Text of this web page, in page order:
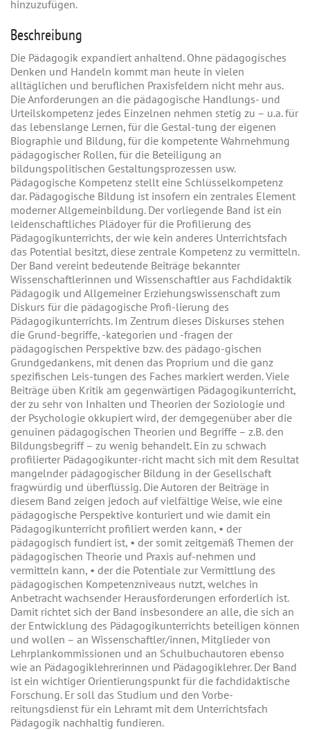
hinzuzufügen.
Beschreibung
Die Pädagogik expandiert anhaltend. Ohne pädagogisches
Denken und Handeln kommt man heute in vielen
alltäglichen und beruflichen Praxisfeldern nicht mehr aus.
Die Anforderungen an die pädagogische Handlungs- und
Urteilskompetenz jedes Einzelnen nehmen stetig zu – u.a. für
das lebenslange Lernen, für die Gestal-tung der eigenen
Biographie und Bildung, für die kompetente Wahrnehmung
pädagogischer Rollen, für die Beteiligung an
bildungspolitischen Gestaltungsprozessen usw.
Pädagogische Kompetenz stellt eine Schlüsselkompetenz
dar. Pädagogische Bildung ist insofern ein zentrales Element
moderner Allgemeinbildung. Der vorliegende Band ist ein
leidenschaftliches Plädoyer für die Profilierung des
Pädagogikunterrichts, der wie kein anderes Unterrichtsfach
das Potential besitzt, diese zentrale Kompetenz zu vermitteln.
Der Band vereint bedeutende Beiträge bekannter
Wissenschaftlerinnen und Wissenschaftler aus Fachdidaktik
Pädagogik und Allgemeiner Erziehungswissenschaft zum
Diskurs für die pädagogische Profi-lierung des
Pädagogikunterrichts. Im Zentrum dieses Diskurses stehen
die Grund-begriffe, -kategorien und -fragen der
pädagogischen Perspektive bzw. des pädago-gischen
Grundgedankens, mit denen das Proprium und die ganz
spezifischen Leis-tungen des Faches markiert werden. Viele
Beiträge üben Kritik am gegenwärtigen Pädagogikunterricht,
der zu sehr von Inhalten und Theorien der Soziologie und
der Psychologie okkupiert wird, der demgegenüber aber die
genuinen pädagogischen Theorien und Begriffe – z.B. den
Bildungsbegriff – zu wenig behandelt. Ein zu schwach
profilierter Pädagogikunter-richt macht sich mit dem Resultat
mangelnder pädagogischer Bildung in der Gesellschaft
fragwürdig und überflüssig. Die Autoren der Beiträge in
diesem Band zeigen jedoch auf vielfältige Weise, wie eine
pädagogische Perspektive konturiert und wie damit ein
Pädagogikunterricht profiliert werden kann, • der
pädagogisch fundiert ist, • der somit zeitgemäß Themen der
pädagogischen Theorie und Praxis auf-nehmen und
vermitteln kann, • der die Potentiale zur Vermittlung des
pädagogischen Kompetenzniveaus nutzt, welches in
Anbetracht wachsender Herausforderungen erforderlich ist.
Damit richtet sich der Band insbesondere an alle, die sich an
der Entwicklung des Pädagogikunterrichts beteiligen können
und wollen – an Wissenschaftler/innen, Mitglieder von
Lehrplankommissionen und an Schulbuchautoren ebenso
wie an Pädagogiklehrerinnen und Pädagogiklehrer. Der Band
ist ein wichtiger Orientierungspunkt für die fachdidaktische
Forschung. Er soll das Studium und den Vorbe-
reitungsdienst für ein Lehramt mit dem Unterrichtsfach
Pädagogik nachhaltig fundieren.